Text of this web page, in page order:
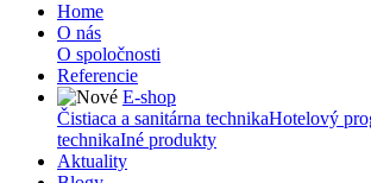
Home
O nás
O spoločnosti
Referencie
E-shop
Čistiaca a sanitárna technikaHotelový
technikaIné produkty
Aktuality